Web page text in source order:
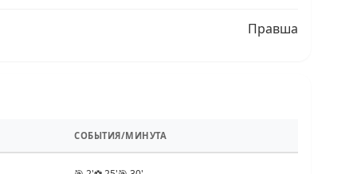
Правша
СОБЫТИЯ/МИНУТА